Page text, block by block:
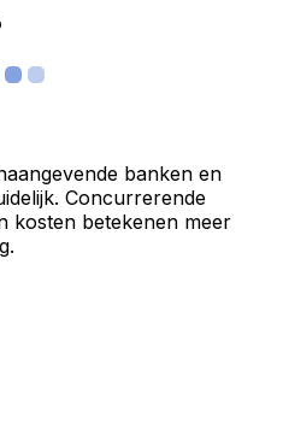
banken en
Concurrerende
kosten betekenen meer